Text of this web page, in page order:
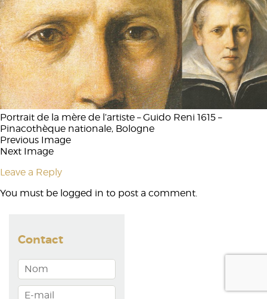
Portrait de la mère de l’artiste – Guido Reni 1615 –
Pinacothèque nationale, Bologne
Previous Image
Next Image
Leave a Reply
You must be logged in to post a comment.
Contact